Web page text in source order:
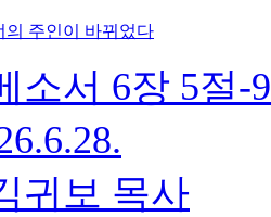
의 주인이 바뀌었다
소서 6장 5절-
귀보 목사